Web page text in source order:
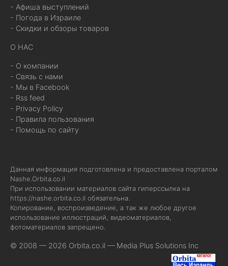
- Афиша выступлений
- Погода в Израиле
- Скидки и обзоры товаров
О НАС
- О компании
- Связь с нами
- Мы в Facebook
- Rss feed
- Privacy Policy
- Правила пользования
- Помощь по сайту
Данная информация подготовлена и предоставлена порталом
Nashe.Orbita.co.il
При использовании материалов сайта гиперссылка на
https://nashe.orbita.co.il обязательна.
Копирование, воспроизведение, а так же любое другое
использование иллюстраций, видеоматериалов,
фотоматериалов запрещено.
© 2008 — 2026 Orbita.co.il — Media Plus Solutions Inc